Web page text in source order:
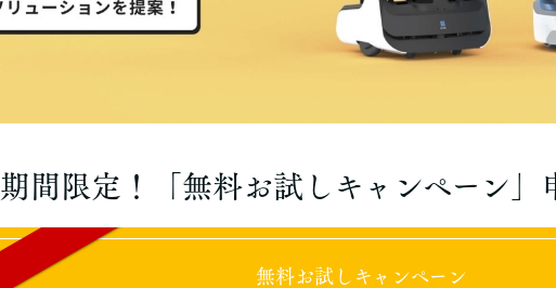
期間限定！「無料お試しキャンペーン」
無料お試しキャンペーン